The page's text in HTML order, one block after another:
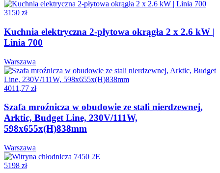
3150 zł
Kuchnia elektryczna 2-płytowa okrągła 2 x 2.6 kW |
Linia 700
Warszawa
4011,77 zł
Szafa mroźnicza w obudowie ze stali nierdzewnej,
Arktic, Budget Line, 230V/111W,
598x655x(H)838mm
Warszawa
5198 zł